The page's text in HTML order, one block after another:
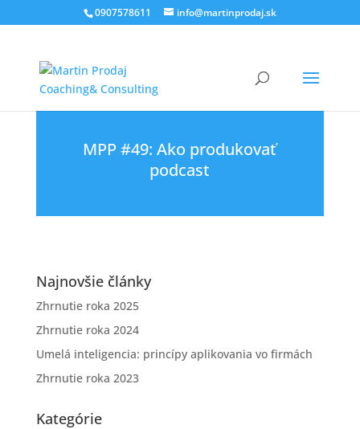
0907578611 info@martinprodaj.sk
MPP #49: Ako produkovať
podcast
Najnovšie články
Zhrnutie roka 2025
Zhrnutie roka 2024
Umelá inteligencia: princípy aplikovania vo firmách
Zhrnutie roka 2023
Kategórie